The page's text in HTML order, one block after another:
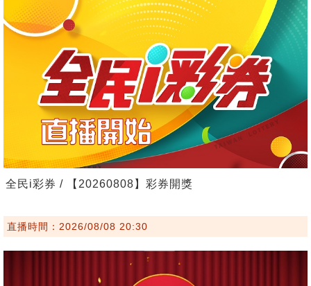
全民i彩券 / 【20260808】彩券開獎
直播時間：2026/08/08 20:30